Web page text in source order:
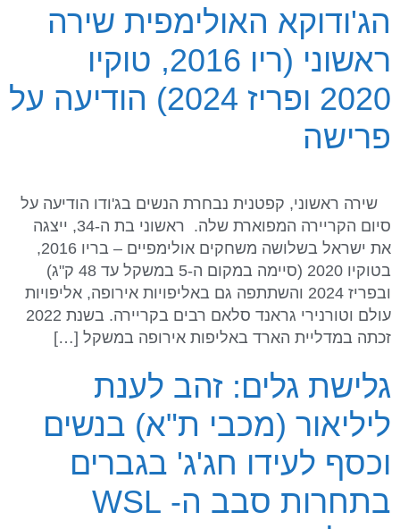
הג'ודוקא האולימפית שירה
ראשוני (ריו 2016, טוקיו
2020 ופריז 2024) הודיעה על
פרישה
שירה ראשוני, קפטנית נבחרת הנשים בג'ודו הודיעה על
סיום הקריירה המפוארת שלה. ראשוני בת ה-34, ייצגה
את ישראל בשלושה משחקים אולימפיים – בריו 2016,
בטוקיו 2020 (סיימה במקום ה-5 במשקל עד 48 ק"ג)
ובפריז 2024 והשתתפה גם באליפויות אירופה, אליפויות
עולם וטורנירי גראנד סלאם רבים בקריירה. בשנת 2022
זכתה במדליית הארד באליפות אירופה במשקל […]
גלישת גלים: זהב לענת
ליליאור (מכבי ת"א) בנשים
וכסף לעידו חג'ג' בגברים
בתחרות סבב ה- WSL